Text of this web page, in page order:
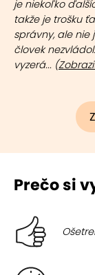
je niekoľko
takže je trošku
správny, ale nie
človek
vyzerá... (
Prečo si